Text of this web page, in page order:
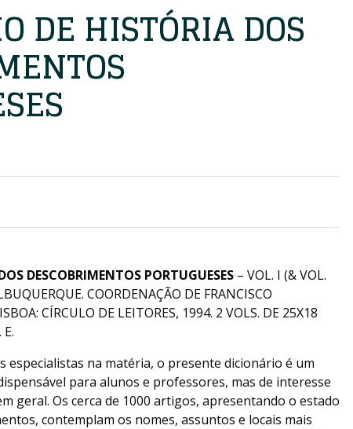
DE HISTÓRIA DOS
DESCOBRIMENTOS PORTUGUESES – VOL. I (& VOL.
COORDENAÇÃO DE FRANCISCO
CÍRCULO DE LEITORES, 1994. 2 VOLS. DE 25X18
especialistas na matéria, o presente dicionário é um
para alunos e professores, mas de interesse
geral. Os cerca de 1000 artigos, apresentando o estado
contemplam os nomes, assuntos e locais mais